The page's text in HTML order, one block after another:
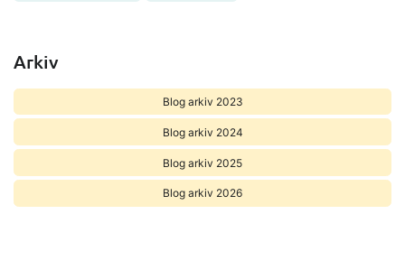
Arkiv
Blog arkiv 2023
Blog arkiv 2024
Blog arkiv 2025
Blog arkiv 2026